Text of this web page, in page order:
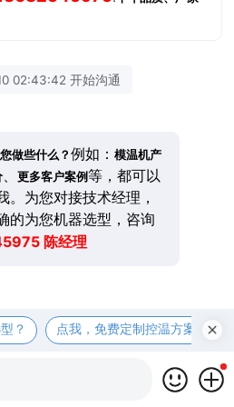
02:43:42 开始沟通
做些什么？例如： 模温机产
、 更多客户案例等，都可以
。为您对接技术经理，
的为您机器选型，咨询
陈经理
？ 点我，免费定制控温方案